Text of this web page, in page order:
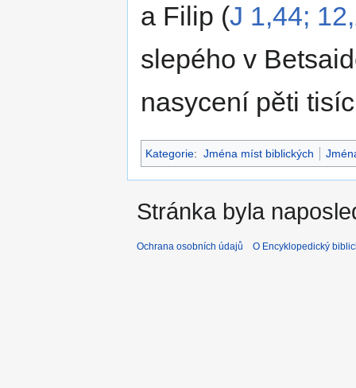
a Filip (J 1,44;
slepého v
nasycení pěti
Kategorie: Jména míst biblických
Stránka byla
Ochrana osobních údajů O Encyklopedický